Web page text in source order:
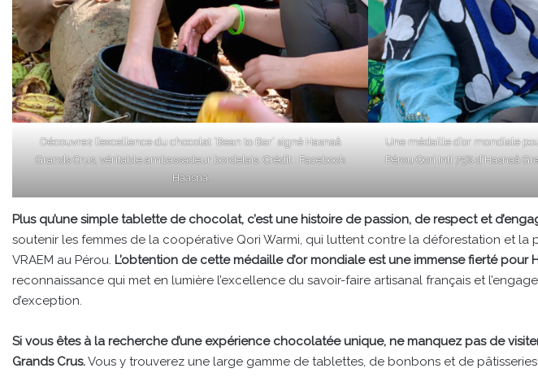
Découvrez l’excellence du chocolat ‘Bean to Bar’ signé Hasnaâ
Grands Crus, véritable ambassadeur bordelais. Crédit : Facebook
Haasna
Une médaille d’or mondiale
Pérou Qori Inti 75% d’Hasnaâ
Plus qu’une simple tablette de chocolat, c’est une histoire de passion, de respect et
soutenir les femmes de la coopérative Qori Warmi, qui luttent contre la déforestation et la
VRAEM au Pérou. L’obtention de cette médaille d’or mondiale est une immense fierté pour
reconnaissance qui met en lumière l’excellence du savoir-faire artisanal français et
d’exception.
Si vous êtes à la recherche d’une expérience chocolatée unique, ne manquez pas de
Grands Crus.Vous y trouverez une large gamme de tablettes, de bonbons et de